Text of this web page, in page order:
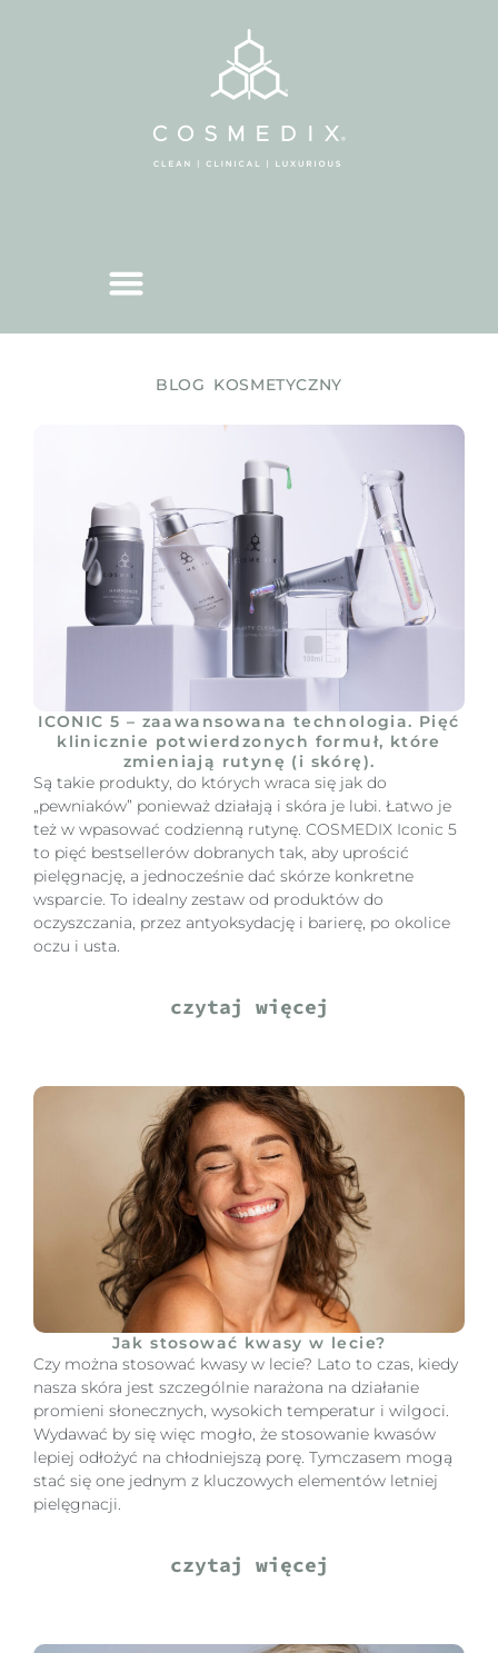
BLOG KOSMETYCZNY
ICONIC 5 – zaawansowana technologia. Pięć
klinicznie potwierdzonych formuł, które
zmieniają rutynę (i skórę).
Są takie produkty, do których wraca się jak do
„pewniaków” ponieważ działają i skóra je lubi. Łatwo je
też w wpasować codzienną rutynę. COSMEDIX Iconic 5
to pięć bestsellerów dobranych tak, aby uprościć
pielęgnację, a jednocześnie dać skórze konkretne
wsparcie. To idealny zestaw od produktów do
oczyszczania, przez antyoksydację i barierę, po okolice
oczu i usta.
czytaj więcej
Jak stosować kwasy w lecie?
Czy można stosować kwasy w lecie? Lato to czas, kiedy
nasza skóra jest szczególnie narażona na działanie
promieni słonecznych, wysokich temperatur i wilgoci.
Wydawać by się więc mogło, że stosowanie kwasów
lepiej odłożyć na chłodniejszą porę. Tymczasem mogą
stać się one jednym z kluczowych elementów letniej
pielęgnacji.
czytaj więcej